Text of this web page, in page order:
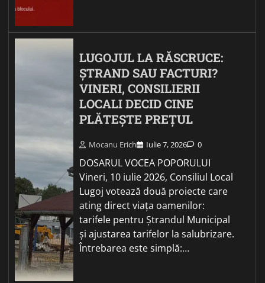
LUGOJUL LA RĂSCRUCE:
ȘTRAND SAU FACTURI?
VINERI, CONSILIERII
LOCALI DECID CINE
PLĂTEȘTE PREȚUL
Mocanu Erich Iulie 7, 2026 0
DOSARUL VOCEA POPORULUI
Vineri, 10 iulie 2026, Consiliul Local
Lugoj votează două proiecte care
ating direct viața oamenilor:
tarifele pentru Ștrandul Municipal
și ajustarea tarifelor la salubrizare.
Întrebarea este simplă:…